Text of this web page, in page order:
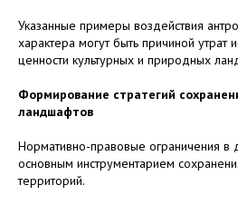
Указанные примеры воздействия
характера могут быть причиной утрат
ценности культурных и природных
Формирование стратегий
ландшафтов
Нормативно-правовые ограничения в
основным инструментарием
территорий.